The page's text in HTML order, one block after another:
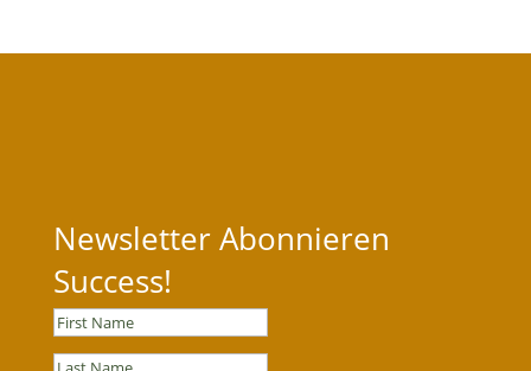
Newsletter Abonnieren
Success!